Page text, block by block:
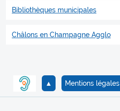
Bibliothèques municipales
Châlons en Champagne Agglo
Mentions légales
▲